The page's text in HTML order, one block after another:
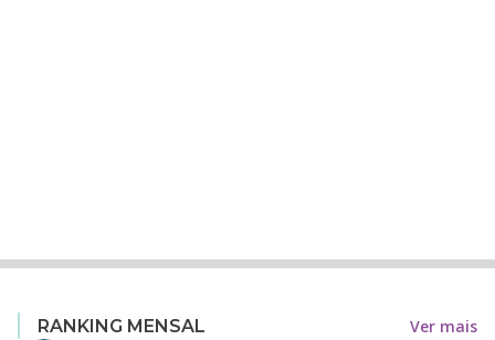
RANKING MENSAL Ver mais